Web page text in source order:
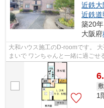
近鉄大
近鉄道
築20
大阪府
大和ハウス施工のD-roomです。
まいで ワンちゃんと一緒に過ご
飼えるところって案外少ないので
1